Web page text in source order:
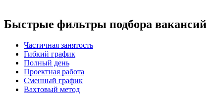
Быстрые фильтры подбора вакансий
Частичная занятость
Гибкий график
Полный день
Проектная работа
Сменный график
Вахтовый метод